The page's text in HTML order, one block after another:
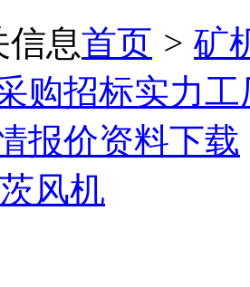
信息首页 > 矿
购招标实力工
报价资料下载
风机